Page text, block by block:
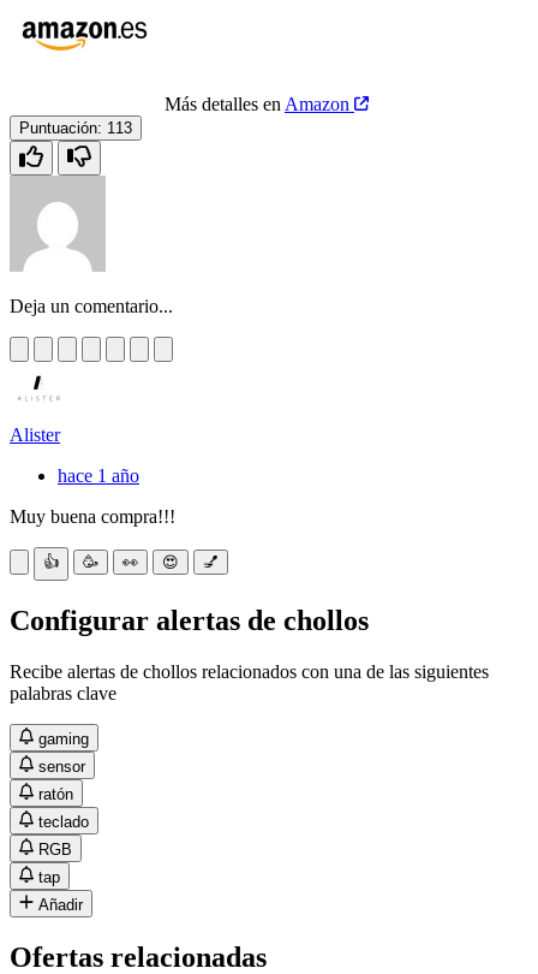
Más detalles en Amazon
Puntuación: 113
Deja un comentario...
Alister
hace 1 año
Muy buena compra!!!
👍 🥳 👀 😍 💅
Configurar alertas de chollos
Recibe alertas de chollos relacionados con una de las siguientes
palabras clave
gaming
sensor
ratón
teclado
RGB
tap
Añadir
Ofertas relacionadas